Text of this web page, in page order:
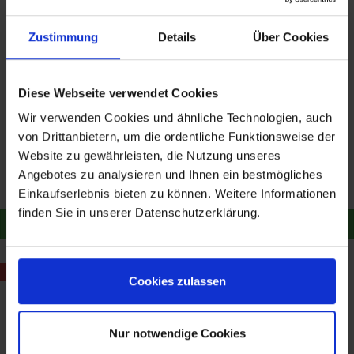
Zustimmung Details Über Cookies
Diese Webseite verwendet Cookies
Wir verwenden Cookies und ähnliche Technologien, auch
von Drittanbietern, um die ordentliche Funktionsweise der
Website zu gewährleisten, die Nutzung unseres
Angebotes zu analysieren und Ihnen ein bestmögliches
Einkaufserlebnis bieten zu können. Weitere Informationen
finden Sie in unserer Datenschutzerklärung.
Cookies zulassen
Nur notwendige Cookies
AC Schnitzer Motorpad
rechts S 1000 RR ab 2019
69,00 €
Merken
AC Schnitzer Sturzpads
schwarz rechts links S
1000 RR ab 2019
229,90 €
Merken
Zum Produkt